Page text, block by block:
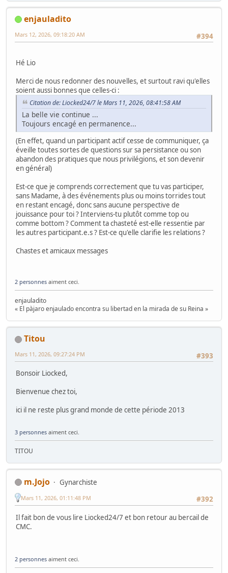
enjauladito
#394
Mars 12, 2026, 09:18:20 AM
Hé Lio
Merci de nous redonner des nouvelles, et surtout ravi qu'elles
soient aussi bonnes que celles-ci :
Citation de: Liocked24/7 le Mars 11, 2026, 08:41:58 AM
La belle vie continue ...
Toujours encagé en permanence...
(En effet, quand un participant actif cesse de communiquer, ça
éveille toutes sortes de questions sur sa persistance ou son
abandon des pratiques que nous privilégions, et son devenir
en général)
Est-ce que je comprends correctement que tu vas participer,
sans Madame, à des événements plus ou moins torrides tout
en restant encagé, donc sans aucune perspective de
jouissance pour toi ? Interviens-tu plutôt comme top ou
comme bottom ? Comment ta chasteté est-elle ressentie par
les autres participant.e.s ? Est-ce qu'elle clarifie les relations ?
Chastes et amicaux messages
2 personnes aiment ceci.
enjauladito
« El pàjaro enjaulado encontra su libertad en la mirada de su Reina »
Titou
#393
Mars 11, 2026, 09:27:24 PM
Bonsoir Liocked,
Bienvenue chez toi,
ici il ne reste plus grand monde de cette période 2013
3 personnes aiment ceci.
TITOU
m.Jojo
Gynarchiste
#392
Mars 11, 2026, 01:11:48 PM
Il fait bon de vous lire Liocked24/7 et bon retour au bercail de
CMC.
2 personnes aiment ceci.